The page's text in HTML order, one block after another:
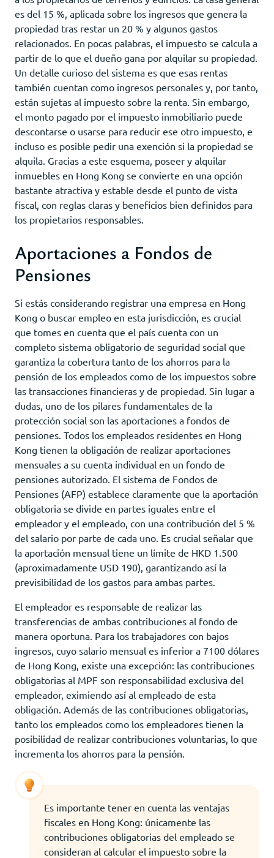
es del 15 %, aplicada sobre los ingresos que genera la
propiedad tras restar un 20 % y algunos gastos
relacionados. En pocas palabras, el impuesto se calcula a
partir de lo que el dueño gana por alquilar su propiedad.
Un detalle curioso del sistema es que esas rentas
también cuentan como ingresos personales y, por tanto,
están sujetas al impuesto sobre la renta. Sin embargo,
el monto pagado por el impuesto inmobiliario puede
descontarse o usarse para reducir ese otro impuesto, e
incluso es posible pedir una exención si la propiedad se
alquila. Gracias a este esquema, poseer y alquilar
inmuebles en Hong Kong se convierte en una opción
bastante atractiva y estable desde el punto de vista
fiscal, con reglas claras y beneficios bien definidos para
los propietarios responsables.
Aportaciones a Fondos de
Pensiones
Si estás considerando registrar una empresa en Hong
Kong o buscar empleo en esta jurisdicción, es crucial
que tomes en cuenta que el país cuenta con un
completo sistema obligatorio de seguridad social que
garantiza la cobertura tanto de los ahorros para la
pensión de los empleados como de los impuestos sobre
las transacciones financieras y de propiedad. Sin lugar a
dudas, uno de los pilares fundamentales de la
protección social son las aportaciones a fondos de
pensiones. Todos los empleados residentes en Hong
Kong tienen la obligación de realizar aportaciones
mensuales a su cuenta individual en un fondo de
pensiones autorizado. El sistema de Fondos de
Pensiones (AFP) establece claramente que la aportación
obligatoria se divide en partes iguales entre el
empleador y el empleado, con una contribución del 5 %
del salario por parte de cada uno. Es crucial señalar que
la aportación mensual tiene un límite de HKD 1.500
(aproximadamente USD 190), garantizando así la
previsibilidad de los gastos para ambas partes.
El empleador es responsable de realizar las
transferencias de ambas contribuciones al fondo de
manera oportuna. Para los trabajadores con bajos
ingresos, cuyo salario mensual es inferior a 7100 dólares
de Hong Kong, existe una excepción: las contribuciones
obligatorias al MPF son responsabilidad exclusiva del
empleador, eximiendo así al empleado de esta
obligación. Además de las contribuciones obligatorias,
tanto los empleados como los empleadores tienen la
posibilidad de realizar contribuciones voluntarias, lo que
incrementa los ahorros para la pensión.
Es importante tener en cuenta las ventajas
fiscales en Hong Kong: únicamente las
contribuciones obligatorias del empleado se
consideran al calcular el impuesto sobre la